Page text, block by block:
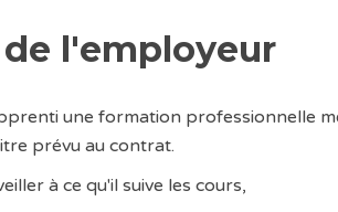
l'employeur
une formation professionnelle
prévu au contrat.
à ce qu'il suive les cours,